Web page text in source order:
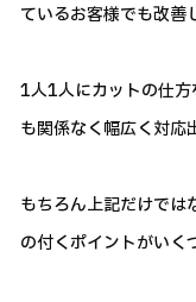
ているお客様でも改善
1人1人にカットの仕
も関係なく幅広く対応
もちろん上記だけでは
の付くポイントがいく